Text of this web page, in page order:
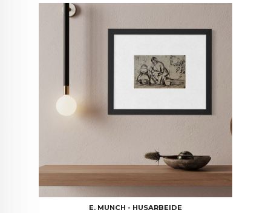
E. MUNCH - HUSARBEIDE